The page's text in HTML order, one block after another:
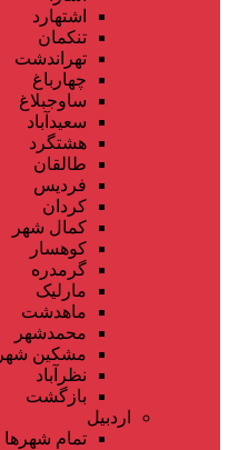
اشتهارد
تنکمان
تهراندشت
چهارباغ
ساوجبلاغ
سعیدآباد
هشتگرد
طالقان
فردیس
کردان
کمال شهر
کوهسار
گرمدره
مارلیک
ماهدشت
محمدشهر
مشکین شهر
نظرآباد
بازگشت
اردبیل
تمام شهر‌ها